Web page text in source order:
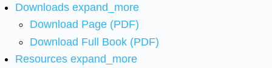
Downloads expand_more
Download Page (PDF)
Download Full Book (PDF)
Resources expand_more